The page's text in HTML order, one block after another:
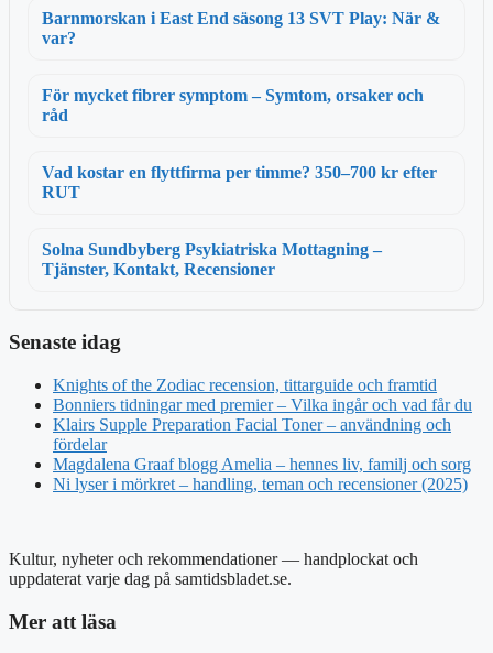
Barnmorskan i East End säsong 13 SVT Play: När &
var?
För mycket fibrer symptom – Symtom, orsaker och
råd
Vad kostar en flyttfirma per timme? 350–700 kr efter
RUT
Solna Sundbyberg Psykiatriska Mottagning –
Tjänster, Kontakt, Recensioner
Senaste idag
Knights of the Zodiac recension, tittarguide och framtid
Bonniers tidningar med premier – Vilka ingår och vad får du
Klairs Supple Preparation Facial Toner – användning och
fördelar
Magdalena Graaf blogg Amelia – hennes liv, familj och sorg
Ni lyser i mörkret – handling, teman och recensioner (2025)
Kultur, nyheter och rekommendationer — handplockat och
uppdaterat varje dag på samtidsbladet.se.
Mer att läsa